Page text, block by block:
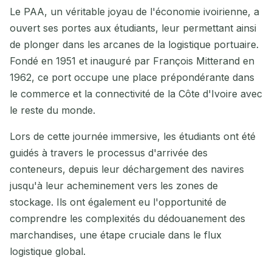
Le PAA, un véritable joyau de l'économie ivoirienne, a
ouvert ses portes aux étudiants, leur permettant ainsi
de plonger dans les arcanes de la logistique portuaire.
Fondé en 1951 et inauguré par François Mitterand en
1962, ce port occupe une place prépondérante dans
le commerce et la connectivité de la Côte d'Ivoire avec
le reste du monde.
Lors de cette journée immersive, les étudiants ont été
guidés à travers le processus d'arrivée des
conteneurs, depuis leur déchargement des navires
jusqu'à leur acheminement vers les zones de
stockage. Ils ont également eu l'opportunité de
comprendre les complexités du dédouanement des
marchandises, une étape cruciale dans le flux
logistique global.